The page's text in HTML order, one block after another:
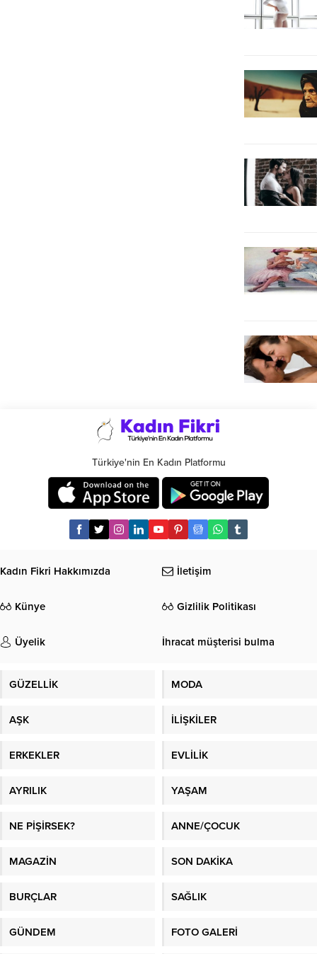
Türkiye'nin En Kadın Platformu
Kadın Fikri Hakkımızda İletişim
Künye Gizlilik Politikası
Üyelik İhracat müşterisi bulma
GÜZELLİK MODA
AŞK İLİŞKİLER
ERKEKLER EVLİLİK
AYRILIK YAŞAM
NE PİŞİRSEK? ANNE/ÇOCUK
MAGAZİN SON DAKİKA
BURÇLAR SAĞLIK
GÜNDEM FOTO GALERİ